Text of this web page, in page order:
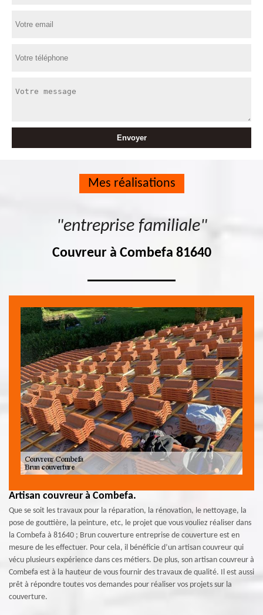
Mes réalisations
"entreprise familiale"
Couvreur à Combefa 81640
Artisan couvreur à Combefa.
Que se soit les travaux pour la réparation, la rénovation, le nettoyage, la
pose de gouttière, la peinture, etc, le projet que vous vouliez réaliser dans
la Combefa à 81640 ; Brun couverture entreprise de couverture est en
mesure de les effectuer. Pour cela, il bénéficie d’un artisan couvreur qui
vécu plusieurs expérience dans ces métiers. De plus, son artisan couvreur à
Combefa est à la hauteur de vous fournir des travaux de qualité. Il est aussi
prêt à répondre toutes vos demandes pour réaliser vos projets sur la
couverture.